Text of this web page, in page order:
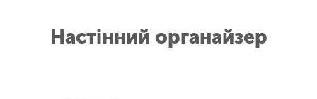
Настінний органайзер